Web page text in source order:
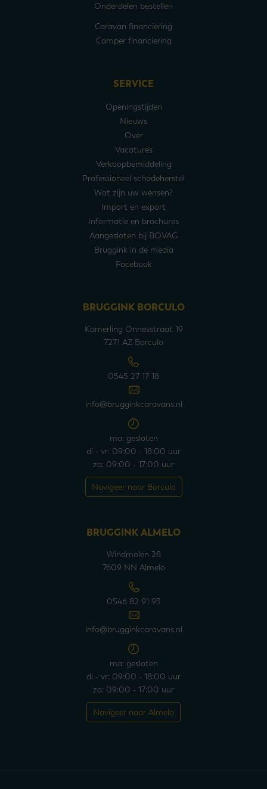
Onderdelen bestellen
Caravan financiering
Camper financiering
SERVICE
Openingstijden
Nieuws
Over
Vacatures
Verkoopbemiddeling
Professioneel schadeherstel
Wat zijn uw wensen?
Import en export
Informatie en brochures
Aangesloten bij BOVAG
Bruggink in de media
Facebook
BRUGGINK BORCULO
Kamerling Onnesstraat 19
7271 AZ Borculo
0545 27 17 18
info@brugginkcaravans.nl
ma: gesloten
di - vr: 09:00 - 18:00 uur
za: 09:00 - 17:00 uur
Navigeer naar Borculo
BRUGGINK ALMELO
Windmolen 28
7609 NN Almelo
0546 82 91 93
info@brugginkcaravans.nl
ma: gesloten
di - vr: 09:00 - 18:00 uur
za: 09:00 - 17:00 uur
Navigeer naar Almelo